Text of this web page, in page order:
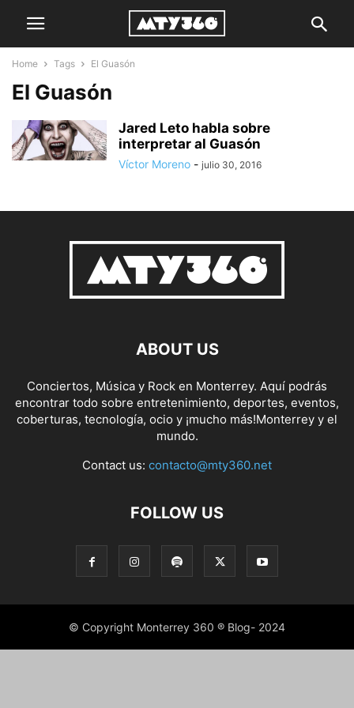
Home Tags El Guasón
El Guasón
Jared Leto habla sobre
interpretar al Guasón
Víctor Moreno - julio 30, 2016
ABOUT US
Conciertos, Música y Rock en Monterrey. Aquí podrás
encontrar todo sobre entretenimiento, deportes, eventos,
coberturas, tecnología, ocio y ¡mucho más!Monterrey y el
mundo.
Contact us: contacto@mty360.net
FOLLOW US
© Copyright Monterrey 360 ® Blog- 2024